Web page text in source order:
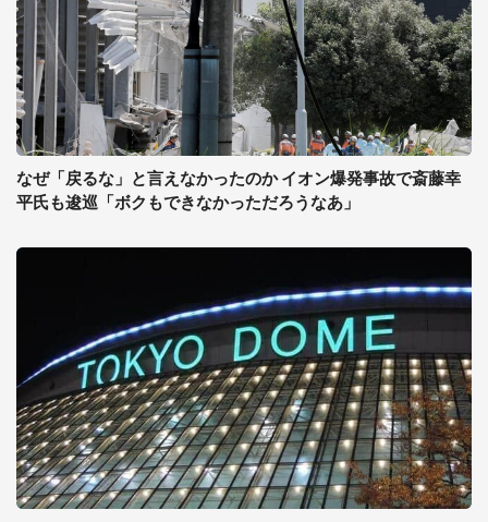
なぜ「戻るな」と言えなかったのか イオン爆発事故で斎藤幸
平氏も逡巡「ボクもできなかっただろうなあ」